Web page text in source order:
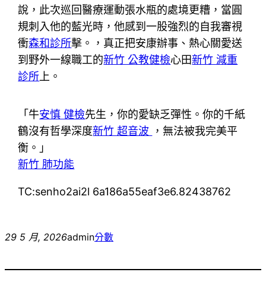
說，此次巡回醫療運動張水瓶的處境更糟，當圓
規刺入他的藍光時，他感到一股強烈的自我審視
衝森和診所擊。，真正把安康辦事、熱心關愛送
到野外一線職工的新竹 公教健檢心田新竹 減重
診所 上。
「牛安慎 健檢先生，你的愛缺乏彈性。你的千紙
鶴沒有哲學深度新竹 超音波
，無法被我完美平
衡。」
新竹 肺功能
TC:senho2ai2l 6a186a55eaf3e6.82438762
29 5 月, 2026admin分數